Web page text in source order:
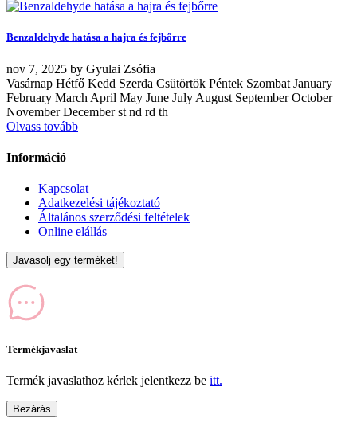
Benzaldehyde hatása a hajra és fejbőrre
nov 7, 2025 by Gyulai Zsófia
Vasárnap Hétfő Kedd Szerda Csütörtök Péntek Szombat January
February March April May June July August September October
November December st nd rd th
Olvass tovább
Információ
Kapcsolat
Adatkezelési tájékoztató
Általános szerződési feltételek
Online elállás
Javasolj egy terméket!
Termékjavaslat
Termék javaslathoz kérlek jelentkezz be itt.
Bezárás